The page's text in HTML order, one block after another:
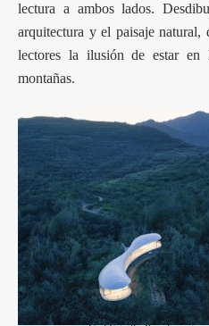
lectura a ambos lados.
arquitectura y el paisaje natural,
lectores la ilusión de estar
montañas.